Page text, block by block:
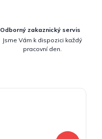
Odborný zakaznický servis
Jsme Vám k dispozici každý
pracovní den.